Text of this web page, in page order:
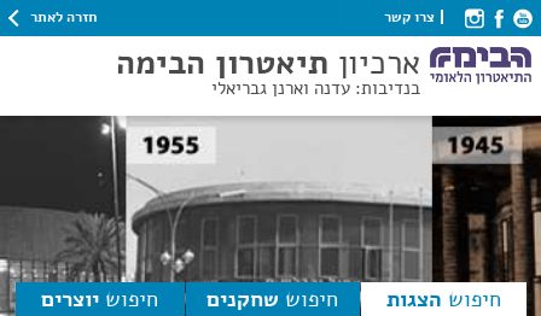
צרו קשר חזרה לאתר
ארכיון תיאטרון הבימה
בנדיבות: עדנה וארנן גבריאלי
חיפוש הצגות חיפוש שחקנים חיפוש יוצרים